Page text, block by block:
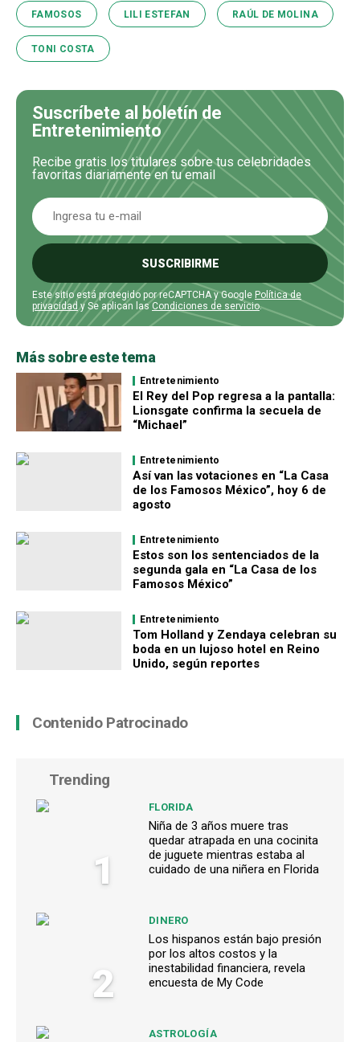
FAMOSOS LILI ESTEFAN RAÚL DE MOLINA
TONI COSTA
Suscríbete al boletín de
Entretenimiento
Recibe gratis los titulares sobre tus celebridades
favoritas diariamente en tu email
SUSCRIBIRME
Este sitio está protegido por reCAPTCHA y Google Política de
privacidad y Se aplican lasCondiciones de servicio.
Más sobre este tema
Entretenimiento
El Rey del Pop regresa a la pantalla:
Lionsgate confirma la secuela de
“Michael”
Entretenimiento
Así van las votaciones en “La Casa
de los Famosos México”, hoy 6 de
agosto
Entretenimiento
Estos son los sentenciados de la
segunda gala en “La Casa de los
Famosos México”
Entretenimiento
Tom Holland y Zendaya celebran su
boda en un lujoso hotel en Reino
Unido, según reportes
Contenido Patrocinado
Trending
1
FLORIDA
Niña de 3 años muere tras
quedar atrapada en una cocinita
de juguete mientras estaba al
cuidado de una niñera en Florida
2
DINERO
Los hispanos están bajo presión
por los altos costos y la
inestabilidad financiera, revela
encuesta de My Code
ASTROLOGÍA